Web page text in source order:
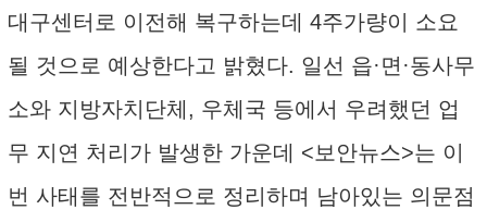
대구센터로 이전해 복구하는데 4주가량이 소요
될 것으로 예상한다고 밝혔다. 일선 읍·면·동사무
소와 지방자치단체, 우체국 등에서 우려했던 업
무 지연 처리가 발생한 가운데 <보안뉴스>는 이
번 사태를 전반적으로 정리하며 남아있는 의문점